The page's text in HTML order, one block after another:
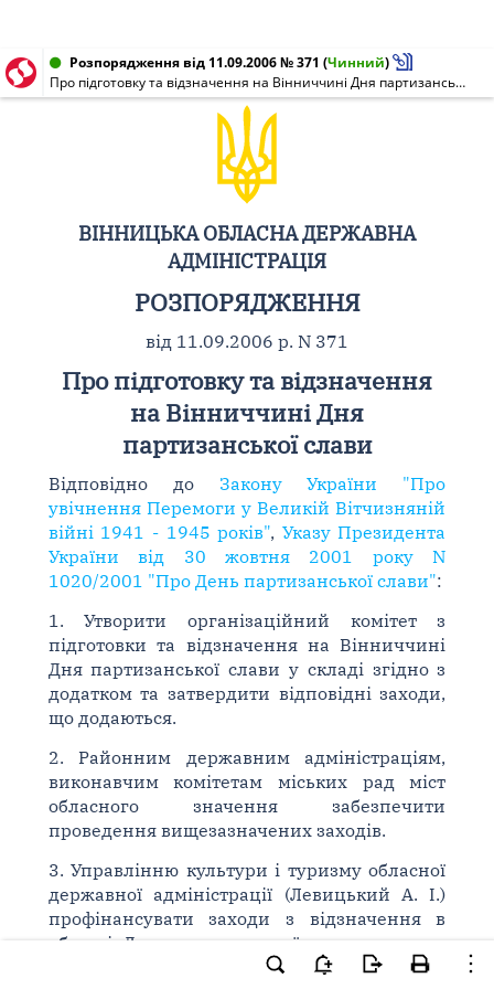
Розпорядження від 11.09.2006 № 371 (Чинний)
Про підготовку та відзначення на Вінниччині Дня партизанської слави
ВІННИЦЬКА ОБЛАСНА ДЕРЖАВНА
АДМІНІСТРАЦІЯ
РОЗПОРЯДЖЕННЯ
від 11.09.2006 р. N 371
Про підготовку та відзначення
на Вінниччині Дня
партизанської слави
Відповідно до Закону України "Про
увічнення Перемоги у Великій Вітчизняній
війні 1941 - 1945 років", Указу Президента
України від 30 жовтня 2001 року N
1020/2001 "Про День партизанської слави":
1. Утворити організаційний комітет з
підготовки та відзначення на Вінниччині
Дня партизанської слави у складі згідно з
додатком та затвердити відповідні заходи,
що додаються.
2. Районним державним адміністраціям,
виконавчим комітетам міських рад міст
обласного значення забезпечити
проведення вищезазначених заходів.
3. Управлінню культури і туризму обласної
державної адміністрації (Левицький А. І.)
профінансувати заходи з відзначення в
області Дня партизанської слави коштом,
передбаченим в обласному бюджеті на інші